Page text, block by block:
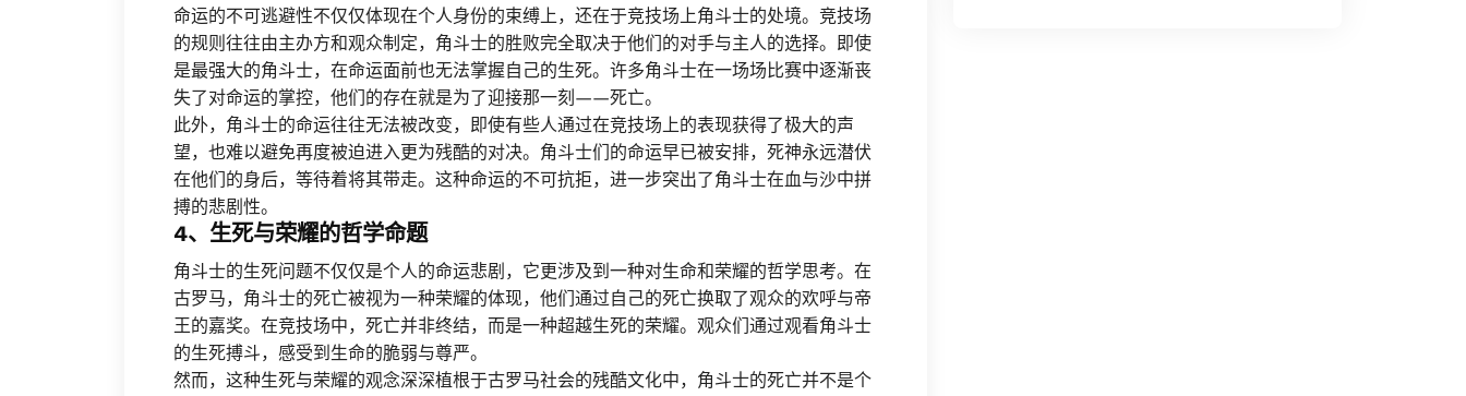
命运的不可逃避性不仅仅体现在个人身份的束缚上，还在于竞技场上角斗士的处境。竞技场
的规则往往由主办方和观众制定，角斗士的胜败完全取决于他们的对手与主人的选择。即使
是最强大的角斗士，在命运面前也无法掌握自己的生死。许多角斗士在一场场比赛中逐渐丧
失了对命运的掌控，他们的存在就是为了迎接那一刻——死亡。
此外，角斗士的命运往往无法被改变，即使有些人通过在竞技场上的表现获得了极大的声
望，也难以避免再度被迫进入更为残酷的对决。角斗士们的命运早已被安排，死神永远潜伏
在他们的身后，等待着将其带走。这种命运的不可抗拒，进一步突出了角斗士在血与沙中拼
搏的悲剧性。
4、生死与荣耀的哲学命题
角斗士的生死问题不仅仅是个人的命运悲剧，它更涉及到一种对生命和荣耀的哲学思考。在
古罗马，角斗士的死亡被视为一种荣耀的体现，他们通过自己的死亡换取了观众的欢呼与帝
王的嘉奖。在竞技场中，死亡并非终结，而是一种超越生死的荣耀。观众们通过观看角斗士
的生死搏斗，感受到生命的脆弱与尊严。
然而，这种生死与荣耀的观念深深植根于古罗马社会的残酷文化中，角斗士的死亡并不是个